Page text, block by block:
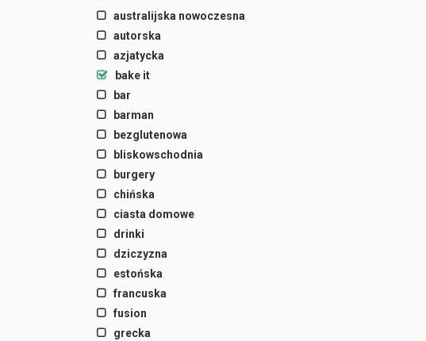
australijska nowoczesna
autorska
azjatycka
bake it
bar
barman
bezglutenowa
bliskowschodnia
burgery
chińska
ciasta domowe
drinki
dziczyzna
estońska
francuska
fusion
grecka